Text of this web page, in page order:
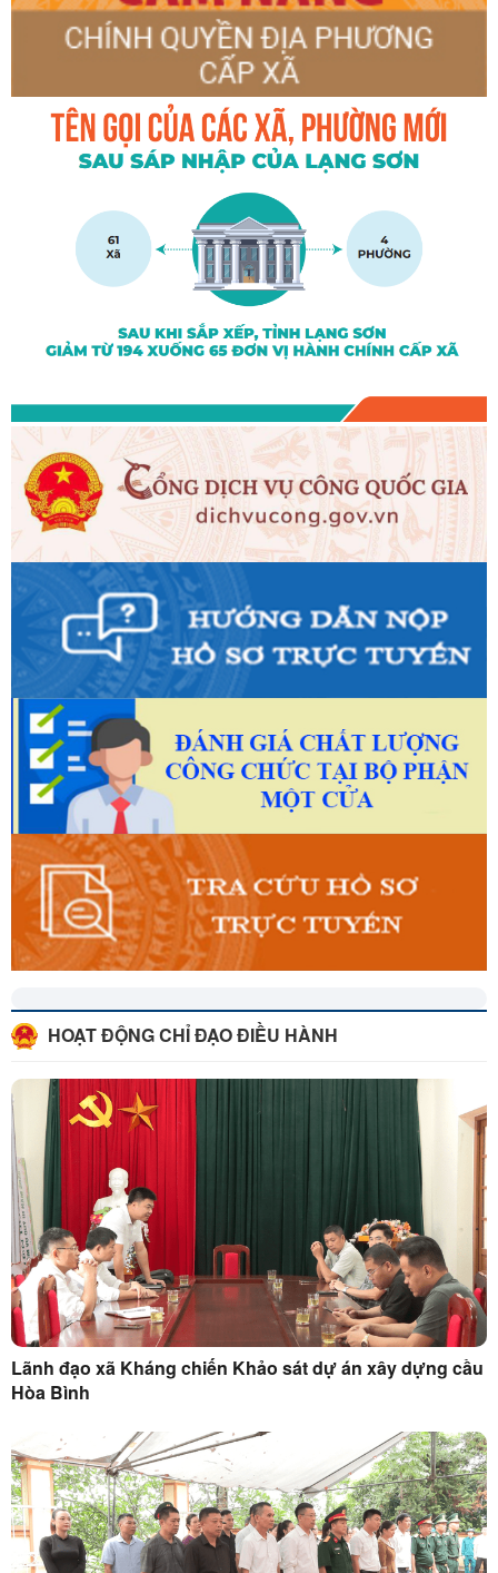
CHUẨN BỊ PHỤC VỤ LẤY MẪU HÀI CỐT LIỆT SĨ CHƯA XÁC
ĐỊNH ĐƯỢC THÔNG TIN
Viếng Nghĩa trang Liệt sĩ Bản Trại, Nhà bia tưởng niệm các
anh hùng Liệt sĩ trên địa bàn xã Kháng Chiến và gặp mặt,
thăm hỏi, tặng quà gia đình chính sách
KỲ HỌP THỨ BA (KỲ HỌP GIỮA NĂM) HĐND XÃ KHÁNG
CHIẾN KHÓA XXI, NHIỆM KỲ 2026-2031
HOẠT ĐỘNG CHỈ ĐẠO ĐIỀU HÀNH
Lãnh đạo xã Kháng chiến Khảo sát dự án xây dựng cầu
Hòa Bình